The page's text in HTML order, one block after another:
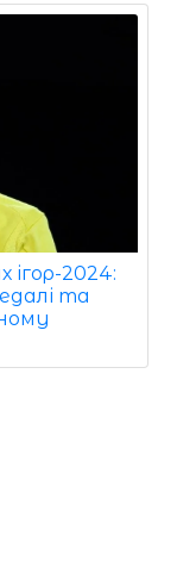
ігор-2024:
та